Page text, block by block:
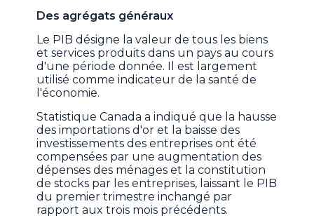
Des agrégats généraux
Le PIB désigne la valeur de tous les biens
et services produits dans un pays au cours
d'une période donnée. Il est largement
utilisé comme indicateur de la santé de
l'économie.
Statistique Canada a indiqué que la hausse
des importations d'or et la baisse des
investissements des entreprises ont été
compensées par une augmentation des
dépenses des ménages et la constitution
de stocks par les entreprises, laissant le PIB
du premier trimestre inchangé par
rapport aux trois mois précédents.